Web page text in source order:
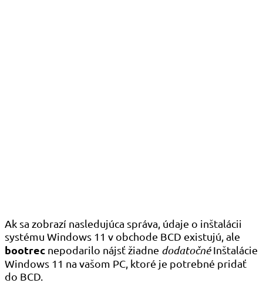
Ak sa zobrazí nasledujúca správa, údaje o inštalácii
systému Windows 11 v obchode BCD existujú, ale
bootrec nepodarilo nájsť žiadne dodatočnéInštalácie
Windows 11 na vašom PC, ktoré je potrebné pridať
do BCD.